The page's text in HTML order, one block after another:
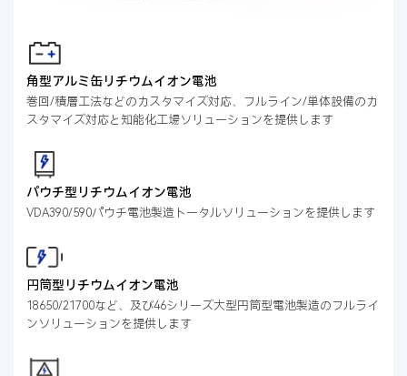
角型アルミ缶リチウムイオン電池
巻回/積層工法などのカスタマイズ対応、フルライン/単体設備のカ
スタマイズ対応と知能化工場ソリューションを提供します
パウチ型リチウムイオン電池
VDA390/590パウチ電池製造トータルソリューションを提供します
円筒型リチウムイオン電池
18650/21700など、及び46シリーズ大型円筒型電池製造のフルライ
ンソリューションを提供します